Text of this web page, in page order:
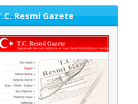
Resmi Gazete